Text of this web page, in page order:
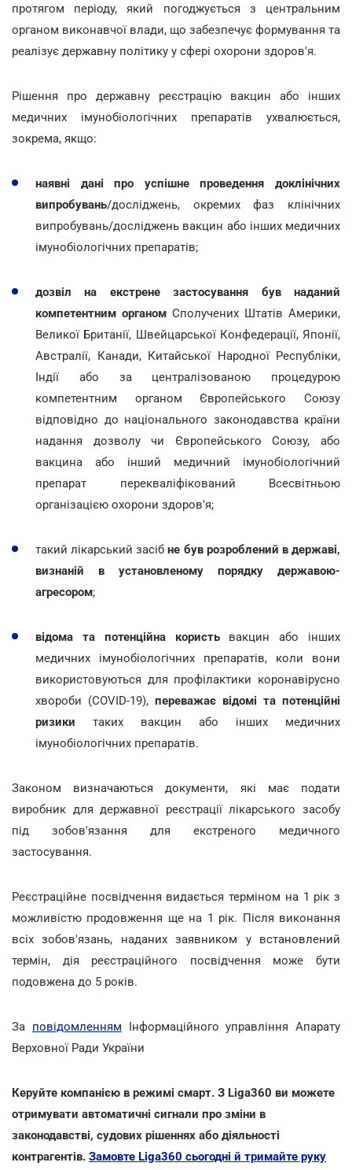
протягом періоду, який погоджується з центральним
органом виконавчої влади, що забезпечує формування та
реалізує державну політику у сфері охорони здоров'я.
Рішення про державну реєстрацію вакцин або інших
медичних імунобіологічних препаратів ухвалюється,
зокрема, якщо:
наявні дані про успішне проведення доклінічних
випробувань/досліджень, окремих фаз клінічних
випробувань/досліджень вакцин або інших медичних
імунобіологічних препаратів;
дозвіл на екстрене застосування був наданий
компетентним органом Сполучених Штатів Америки,
Великої Британії, Швейцарської Конфедерації, Японії,
Австралії, Канади, Китайської Народної Республіки,
Індії або за централізованою процедурою
компетентним органом Європейського Союзу
відповідно до національного законодавства країни
надання дозволу чи Європейського Союзу, або
вакцина або інший медичний імунобіологічний
препарат перекваліфікований Всесвітньою
організацією охорони здоров'я;
такий лікарський засібне був розроблений в державі,
визнаній в установленому порядку державою-
агресором;
відома та потенційна користьвакцин або інших
медичних імунобіологічних препаратів, коли вони
використовуються для профілактики коронавірусно
хвороби (COVID-19), переважає відомі та потенційні
ризики таких вакцин або інших медичних
імунобіологічних препаратів.
Законом визначаються документи, які має подати
виробник для державної реєстрації лікарського засобу
під зобов'язання для екстреного медичного
застосування.
Реєстраційне посвідчення видається терміном на 1 рік з
можливістю продовження ще на 1 рік. Після виконання
всіх зобов'язань, наданих заявником у встановлений
термін, дія реєстраційного посвідчення може бути
подовжена до 5 років.
За повідомленням Інформаційного управління Апарату
Верховної Ради України
Керуйте компанією в режимі смарт. З Liga360 ви можете
отримувати автоматичні сигнали про зміни в
законодавстві, судових рішеннях або діяльності
контрагентів. Замовте Liga360 сьогодні й тримайте руку